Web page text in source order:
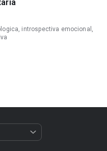
introspectiva emocional,